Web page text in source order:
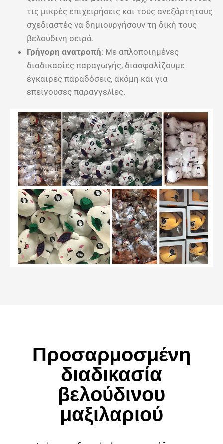
τις μικρές επιχειρήσεις και τους ανεξάρτητους
σχεδιαστές να δημιουργήσουν τη δική τους
βελούδινη σειρά.
Γρήγορη ανατροπή: Με απλοποιημένες
διαδικασίες παραγωγής, διασφαλίζουμε
έγκαιρες παραδόσεις, ακόμη και για
επείγουσες παραγγελίες.
Προσαρμοσμένη
διαδικασία
βελούδινου
μαξιλαριού